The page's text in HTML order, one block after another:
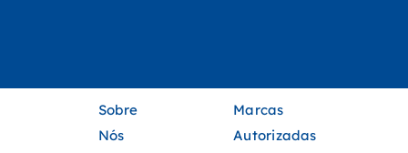
Sobre
Nós
Marcas
Autorizadas